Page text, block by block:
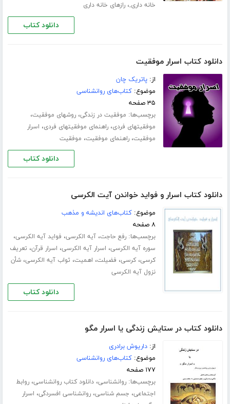
خانه داری,،رازهای خانه داری
دانلود کتاب
دانلود کتاب اسرار موفقیت
از:پاتریک چان
موضوع:کتاب‌های روانشناسی
۳۵ صفحه
برچسب‌ها: موفقیت در زندگی،روشهای موفقیت،
موفقیتهای فردی،راهنمای موفقیتهای فردی، اسرار
موفقیت،راهنمای موفقیت، موفقیت
دانلود کتاب
دانلود کتاب اسرار و فواید خواندن آیت الکرسی
موضوع:کتاب‌های اندیشه و مذهب
۸ صفحه
برچسب‌ها:رفع حاجت،آیه الکرسی، فواید آیه الکرسی،
سوره آیه الکرسی، اسرار آیه الکرسی، اسرار قرآن، تعریف
کرسی،کرسی، فضیلت، اهمیت، ثواب آیه الکرسی،شأن
نزول آیه الکرسی
دانلود کتاب
دانلود کتاب در ستایش زندگی یا اسرار مگو
از:داریوش برادری
موضوع:کتاب‌های روانشناسی
۱۷۷ صفحه
برچسب‌ها:روانشناسی،دانلود کتاب روانشناسی،روابط
اجتماعی، جسم شناسی،روانشناسی افسردگی، اسرار